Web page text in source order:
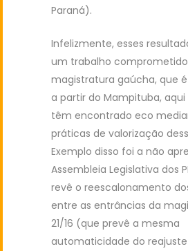
Paraná).
Infelizmente, esses
um trabalho
magistratura gaúcha, que
a partir do Mampituba, aqui
têm encontrado eco
práticas de valorização
Exemplo disso foi a não
Assembleia Legislativa dos
revê o reescalonamento
entre as entrâncias da
21/16 (que prevê a mesma
automaticidade do reajuste